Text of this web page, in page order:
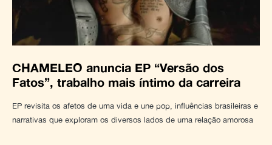
CHAMELEO anuncia EP “Versão dos
Fatos”, trabalho mais íntimo da carreira
EP revisita os afetos de uma vida e une pop, influências brasileiras e
narrativas que exploram os diversos lados de uma relação amorosa